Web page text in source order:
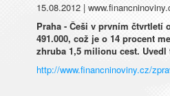
15.08.2012 |
Praha - Češi v prvním čtvrtletí
491.000, což je o 14 procent
zhruba 1,5 milionu cest. Uvedl
http://www.financninoviny.cz/